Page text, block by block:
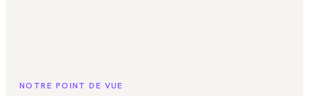
NOTRE POINT DE VUE